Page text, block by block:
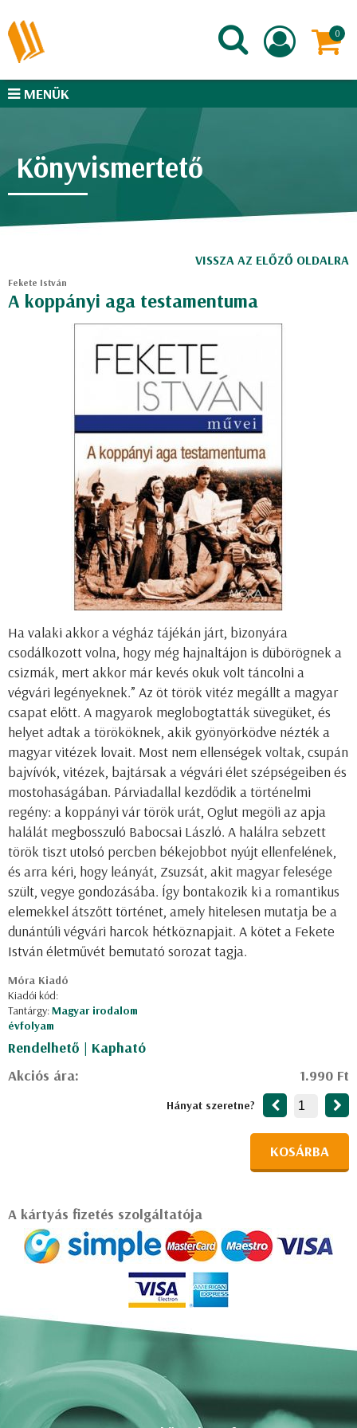
MENÜK
Könyvismertető
VISSZA AZ ELŐZŐ OLDALRA
Fekete István
A koppányi aga testamentuma
Ha valaki akkor a végház tájékán járt, bizonyára
csodálkozott volna, hogy még hajnaltájon is dübörögnek a
csizmák, mert akkor már kevés okuk volt táncolni a
végvári legényeknek.” Az öt török vitéz megállt a magyar
csapat előtt. A magyarok meglobogtatták süvegüket, és
helyet adtak a törököknek, akik gyönyörködve nézték a
magyar vitézek lovait. Most nem ellenségek voltak, csupán
bajvívók, vitézek, bajtársak a végvári élet szépségeiben és
mostohaságában. Párviadallal kezdődik a történelmi
regény: a koppányi vár török urát, Oglut megöli az apja
halálát megbosszuló Babocsai László. A halálra sebzett
török tiszt utolsó percben békejobbot nyújt ellenfelének,
és arra kéri, hogy leányát, Zsuzsát, akit magyar felesége
szült, vegye gondozásába. Így bontakozik ki a romantikus
elemekkel átszőtt történet, amely hitelesen mutatja be a
dunántúli végvári harcok hétköznapjait. A kötet a Fekete
István életművét bemutató sorozat tagja.
Móra Kiadó
Kiadói kód:
Tantárgy:Magyar irodalom
évfolyam
Rendelhető | Kapható
Akciós ára:
1.990 Ft
Hányat szeretne?
KOSÁRBA
A kártyás fizetés szolgáltatója